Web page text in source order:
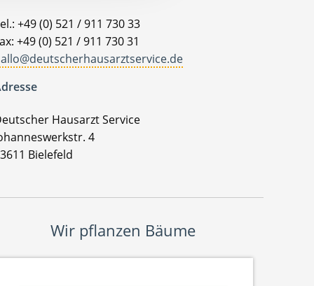
+49 (0) 521 / 911 730 33
+49 (0) 521 / 911 730 31
Hausarzt Service
4
Bielefeld
Wir pflanzen Bäume